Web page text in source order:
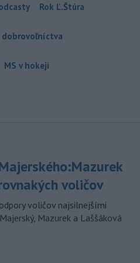
Rok Ľ.Štúra
dobrovoľníctva
MS v hokeji
voličov
voličov najsilnejšími
Mazurek a Laššáková